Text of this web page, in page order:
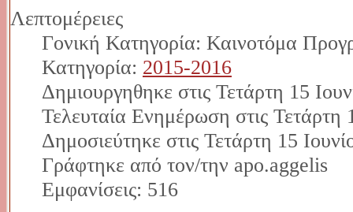
Λεπτομέρειες
Γονική Κατηγορία: Καινοτόμα
Κατηγορία: 2015-2016
Δημιουργηθηκε στις Τετάρτη 15
Τελευταία Ενημέρωση στις Τετάρτη
Δημοσιεύτηκε στις Τετάρτη 15
Γράφτηκε από τον/την apo.aggelis
Εμφανίσεις: 516